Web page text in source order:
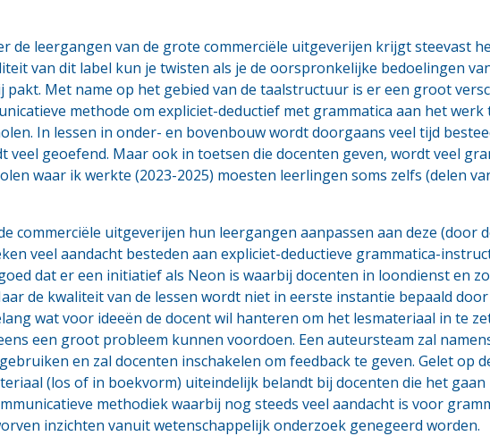
de leergangen van de grote commerciële uitgeverijen krijgt steevast
van dit label kun je twisten als je de oorspronkelijke bedoelingen
pakt. Met name op het gebied van de taalstructuur is er een groot
methode om expliciet-deductief met grammatica aan het werk
In lessen in onder- en bovenbouw wordt doorgaans veel tijd
veel geoefend. Maar ook in toetsen die docenten geven, wordt veel
waar ik werkte (2023-2025) moesten leerlingen soms zelfs (delen
commerciële uitgeverijen hun leergangen aanpassen aan deze (door
veel aandacht besteden aan expliciet-deductieve grammatica-
dat er een initiatief als Neon is waarbij docenten in loondienst en
de kwaliteit van de lessen wordt niet in eerste instantie bepaald
wat voor ideeën de docent wil hanteren om het lesmateriaal in te
een groot probleem kunnen voordoen. Een auteursteam zal
en zal docenten inschakelen om feedback te geven. Gelet op
(los of in boekvorm) uiteindelijk belandt bij docenten die het
methodiek waarbij nog steeds veel aandacht is voor
inzichten vanuit wetenschappelijk onderzoek genegeerd worden.